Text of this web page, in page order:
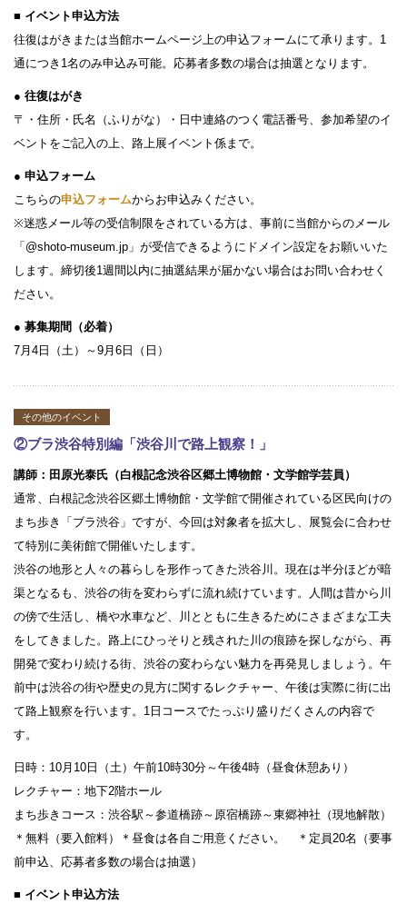
■ イベント申込方法
往復はがきまたは当館ホームページ上の申込フォームにて承ります。1
通につき1名のみ申込み可能。応募者多数の場合は抽選となります。
● 往復はがき
〒・住所・氏名（ふりがな）・日中連絡のつく電話番号、参加希望のイ
ベントをご記入の上、路上展イベント係まで。
● 申込フォーム
こちらの申込フォームからお申込みください。
※迷惑メール等の受信制限をされている方は、事前に当館からのメール
「@shoto-museum.jp」が受信できるようにドメイン設定をお願いいた
します。締切後1週間以内に抽選結果が届かない場合はお問い合わせく
ださい。
● 募集期間（必着）
7月4日（土）～9月6日（日）
その他のイベント
②ブラ渋谷特別編「渋谷川で路上観察！」
講師：田原光泰氏（白根記念渋谷区郷土博物館・文学館学芸員）
通常、白根記念渋谷区郷土博物館・文学館で開催されている区民向けの
まち歩き「ブラ渋谷」ですが、今回は対象者を拡大し、展覧会に合わせ
て特別に美術館で開催いたします。
渋谷の地形と人々の暮らしを形作ってきた渋谷川。現在は半分ほどが暗
渠となるも、渋谷の街を変わらずに流れ続けています。人間は昔から川
の傍で生活し、橋や水車など、川とともに生きるためにさまざまな工夫
をしてきました。路上にひっそりと残された川の痕跡を探しながら、再
開発で変わり続ける街、渋谷の変わらない魅力を再発見しましょう。午
前中は渋谷の街や歴史の見方に関するレクチャー、午後は実際に街に出
て路上観察を行います。1日コースでたっぷり盛りだくさんの内容で
す。
日時：10月10日（土）午前10時30分～午後4時（昼食休憩あり）
レクチャー：地下2階ホール
まち歩きコース：渋谷駅～参道橋跡～原宿橋跡～東郷神社（現地解散）
＊無料（要入館料）＊昼食は各自ご用意ください。 ＊定員20名（要事
前申込、応募者多数の場合は抽選）
■ イベント申込方法